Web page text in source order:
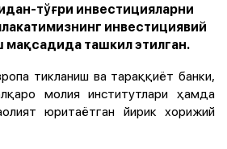
тўғри инвестицияларни
инвестициявий
ташкил этилган.
тикланиш ва тараққиёт банки,
молия институтлари ҳамда
юритаётган йирик хорижий